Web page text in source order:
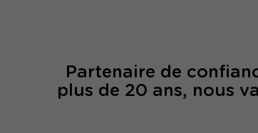
Partenaire de
plus de 20 ans, nous